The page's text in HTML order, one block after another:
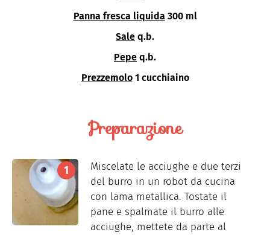
Panna fresca liquida 300 ml
Sale q.b.
Pepe q.b.
Prezzemolo 1 cucchiaino
Preparazione
Miscelate le acciughe e due terzi
del burro in un robot da cucina
con lama metallica. Tostate il
pane e spalmate il burro alle
acciughe, mettete da parte al